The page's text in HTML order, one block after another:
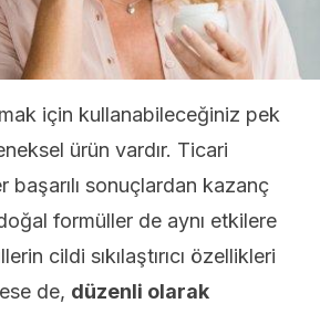
için kullanabileceğiniz pek
ürün vardır. Ticari
başarılı sonuçlardan kazanç
formüller de aynı etkilere
cildi sıkılaştırıcı özellikleri
de, düzenli olarak